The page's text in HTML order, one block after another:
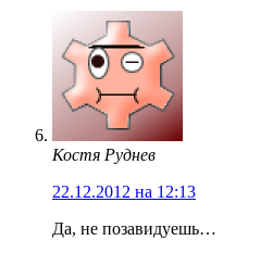
Костя Руднев
22.12.2012 на 12:13
Да, не позавидуешь…